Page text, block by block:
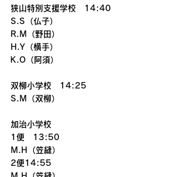
狭山特別支援学校　14:40
S.S（仏子）
R.M（野田）
H.Y（横手）
K.O（阿須）
双柳小学校　14:25
S.M（双柳）
加治小学校
1便　13:50
M.H（笠縫）
2便14:55